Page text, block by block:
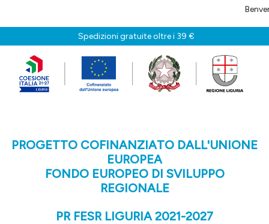
Benvenuti in
Spedizioni gratuite oltre i 39 €
PROGETTO COFINANZIATO DALL'UNIONE
EUROPEA
FONDO EUROPEO DI SVILUPPO
REGIONALE
PR FESR LIGURIA 2021-2027